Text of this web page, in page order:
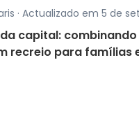
· Actualizado em 5 de
capital:
recreio para famílias